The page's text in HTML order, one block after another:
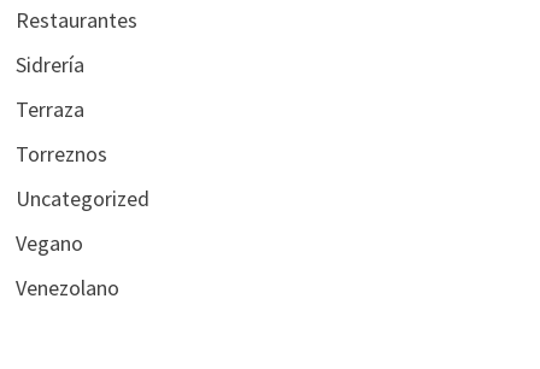
Restaurantes
Sidrería
Terraza
Torreznos
Uncategorized
Vegano
Venezolano